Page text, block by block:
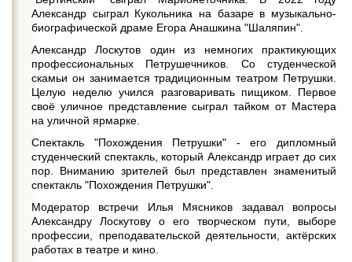
Александр сыграл Кукольника на базаре в музыкально-
биографической драме Егора Анашкина "Шаляпин".
Александр Лоскутов один из немногих практикующих
профессиональных Петрушечников. Со студенческой
скамьи он занимается традиционным театром Петрушки.
Целую неделю учился разговаривать пищиком. Первое
своё уличное представление сыграл тайком от Мастера
на уличной ярмарке.
Спектакль "Похождения Петрушки" - его дипломный
студенческий спектакль, который Александр играет до сих
пор. Вниманию зрителей был представлен знаменитый
спектакль "Похождения Петрушки".
Модератор встречи Илья Мясников задавал вопросы
Александру Лоскутову о его творческом пути, выборе
профессии, преподавательской деятельности, актёрских
работах в театре и кино.